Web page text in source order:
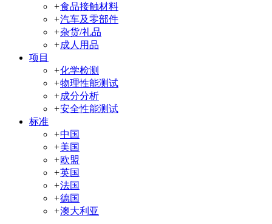
+食品接触材料
+汽车及零部件
+杂货/礼品
+成人用品
项目
+化学检测
+物理性能测试
+成分分析
+安全性能测试
标准
+中国
+美国
+欧盟
+英国
+法国
+德国
+澳大利亚